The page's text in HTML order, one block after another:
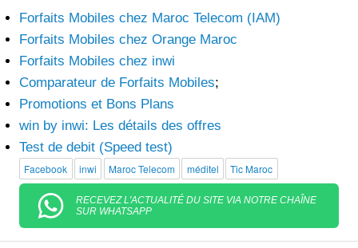
Forfaits Mobiles chez Maroc Telecom (IAM)
Forfaits Mobiles chez Orange Maroc
Forfaits Mobiles chez inwi
Comparateur de Forfaits Mobiles;
Promotions et Bons Plans
win by inwi: Les détails des offres
Test de debit (Speed test)
Facebook inwi Maroc Telecom méditel Tic Maroc
RECEVEZ L'ACTUALITÉ DU SITE VIA NOTRE CHAÎNE
SUR WHATSAPP